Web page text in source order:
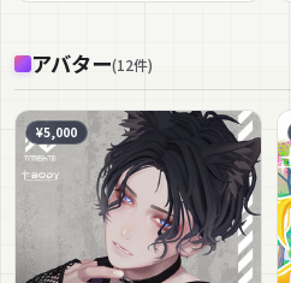
アバター(12件)
¥5,000